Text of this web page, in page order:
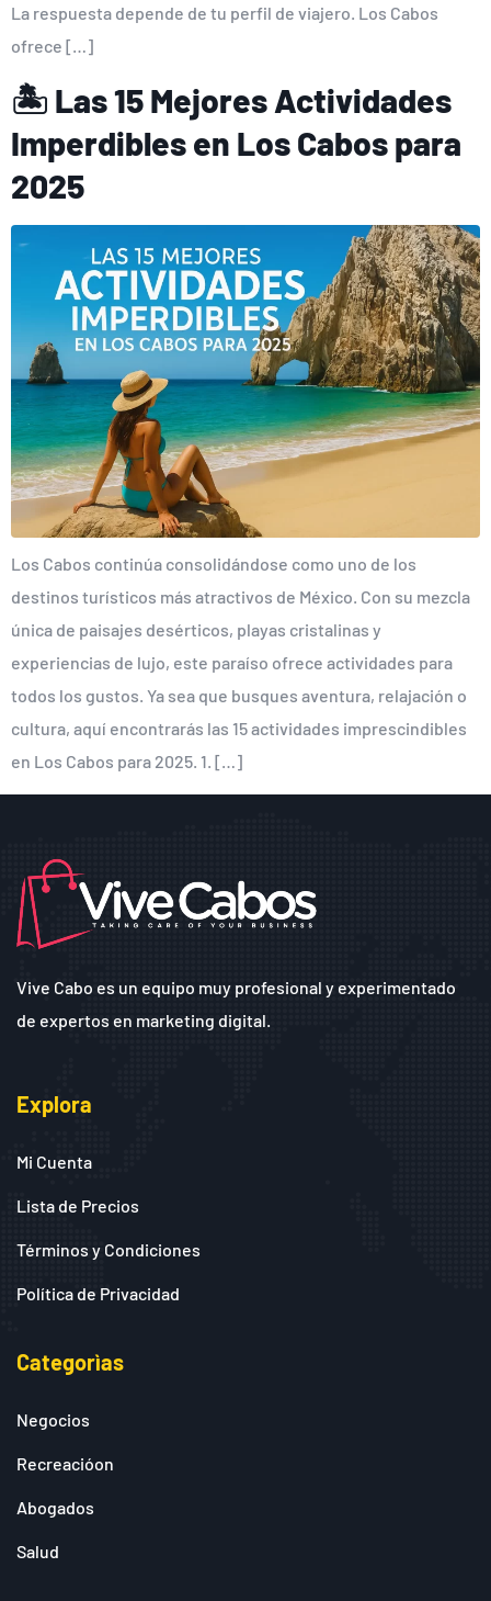
La respuesta depende de tu perfil de viajero. Los Cabos
ofrece […]
🏝️ Las 15 Mejores Actividades
Imperdibles en Los Cabos para
2025
Los Cabos continúa consolidándose como uno de los
destinos turísticos más atractivos de México. Con su mezcla
única de paisajes desérticos, playas cristalinas y
experiencias de lujo, este paraíso ofrece actividades para
todos los gustos. Ya sea que busques aventura, relajación o
cultura, aquí encontrarás las 15 actividades imprescindibles
en Los Cabos para 2025. 1. […]
Vive Cabo es un equipo muy profesional y experimentado
de expertos en marketing digital.
Explora
Mi Cuenta
Lista de Precios
Términos y Condiciones
Política de Privacidad
Categorìas
Negocios
Recreacióon
Abogados
Salud